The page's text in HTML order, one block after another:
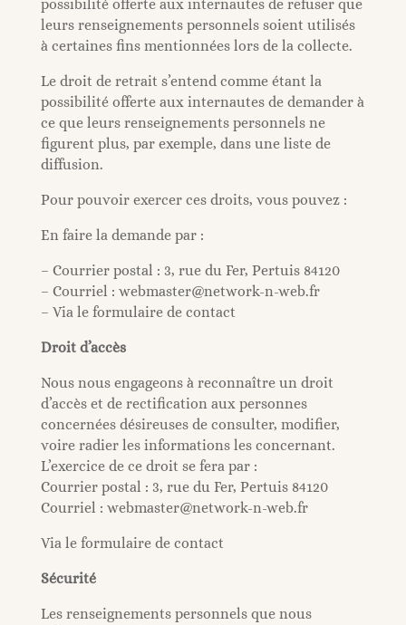
possibilité offerte aux internautes de refuser que
leurs renseignements personnels soient utilisés
à certaines fins mentionnées lors de la collecte.
Le droit de retrait s’entend comme étant la
possibilité offerte aux internautes de demander à
ce que leurs renseignements personnels ne
figurent plus, par exemple, dans une liste de
diffusion.
Pour pouvoir exercer ces droits, vous pouvez :
En faire la demande par :
– Courrier postal : 3, rue du Fer, Pertuis 84120
– Courriel : webmaster@network-n-web.fr
– Via le formulaire de contact
Droit d’accès
Nous nous engageons à reconnaître un droit
d’accès et de rectification aux personnes
concernées désireuses de consulter, modifier,
voire radier les informations les concernant.
L’exercice de ce droit se fera par :
Courrier postal : 3, rue du Fer, Pertuis 84120
Courriel : webmaster@network-n-web.fr
Via le formulaire de contact
Sécurité
Les renseignements personnels que nous